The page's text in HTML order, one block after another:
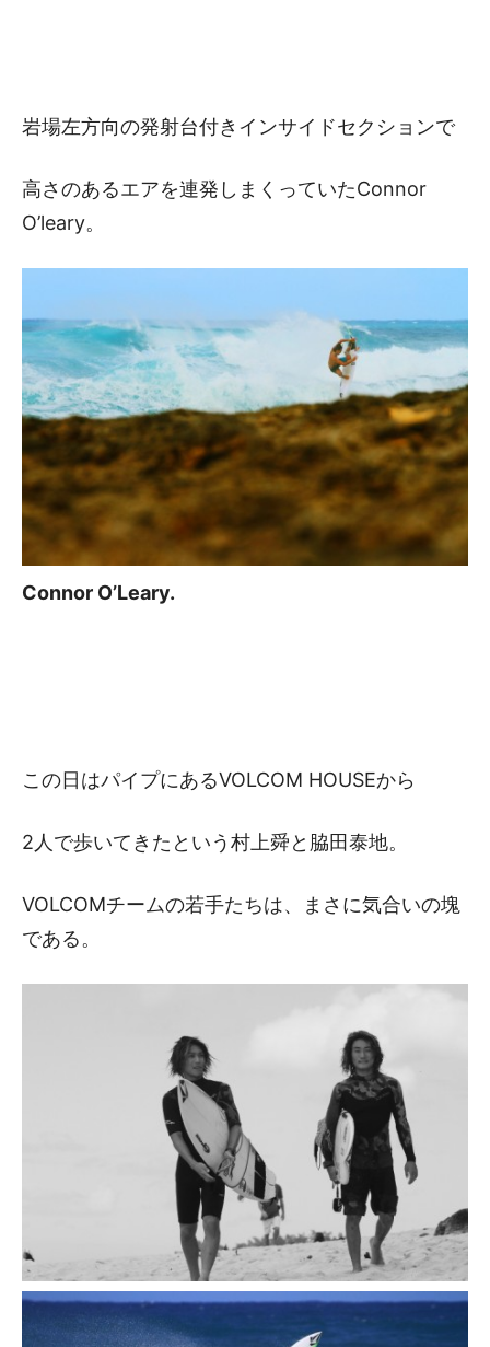
岩場左方向の発射台付きインサイドセクションで
高さのあるエアを連発しまくっていたConnor
O’leary。
Connor O’Leary.
この日はパイプにあるVOLCOM HOUSEから
2人で歩いてきたという村上舜と脇田泰地。
VOLCOMチームの若手たちは、まさに気合いの塊
である。